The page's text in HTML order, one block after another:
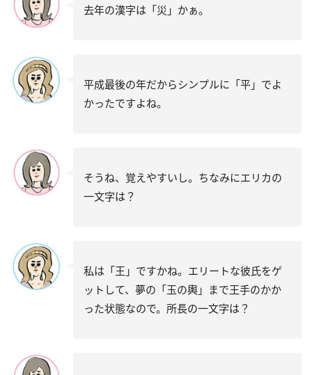
去年の漢字は「災」かぁ。
平成最後の年だからシンプルに「平」でよ
かったですよね。
そうね、覚えやすいし。ちなみにエリカの
一文字は？
私は「王」ですかね。エリートな彼氏をゲ
ットして、夢の「玉の輿」まで王手のかか
った状態なので。所長の一文字は？